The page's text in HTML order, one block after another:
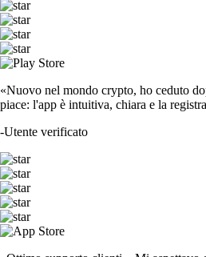
«Nuovo nel mondo crypto, ho ceduto
piace: l'app è intuitiva, chiara e la
-Utente verificato